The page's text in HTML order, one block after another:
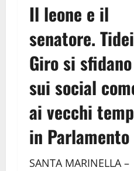
Il leone e il
senatore.
Giro si sfidano
sui social
ai vecchi
in Parlamento
SANTA MARINELLA –